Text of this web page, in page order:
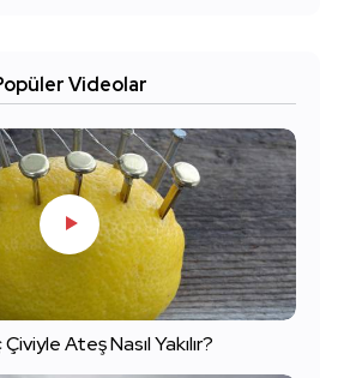
Videolar
Ateş Nasıl Yakılır?